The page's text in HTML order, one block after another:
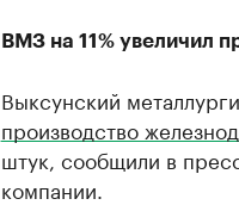
ВМЗ на 11% увеличил
Выксунский
производство
штук, сообщили в
компании.